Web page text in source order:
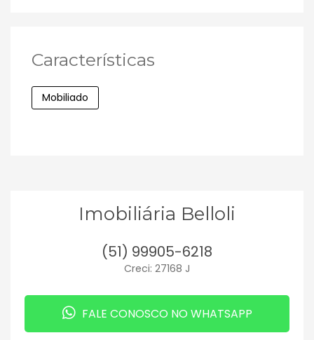
Características
Mobiliado
Imobiliária Belloli
(51) 99905-6218
Creci: 27168 J
FALE CONOSCO NO WHATSAPP